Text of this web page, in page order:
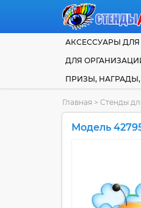
АКСЕССУАРЫ ДЛЯ
ДЛЯ
ПРИЗЫ,
Главная > Стенды
Модель